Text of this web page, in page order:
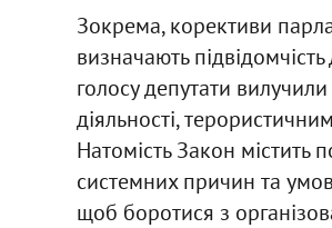
Зокрема, корективи
визначають
голосу депутати
діяльності,
Натомість Закон
системних причин та
щоб боротися з